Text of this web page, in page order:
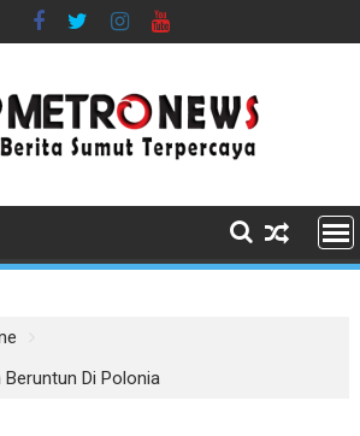
Di Polonia